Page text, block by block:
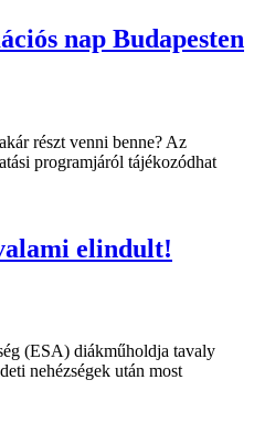
nap Budapesten
részt venni benne? Az
programjáról tájékozódhat
elindult!
(ESA) diákműholdja tavaly
nehézségek után most